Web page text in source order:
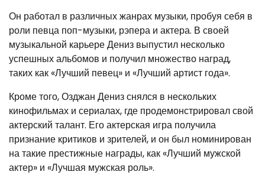
Он работал в различных жанрах музыки, пробуя себя в
роли певца поп-музыки, рэпера и актера. В своей
музыкальной карьере Дениз выпустил несколько
успешных альбомов и получил множество наград,
таких как «Лучший певец» и «Лучший артист года».
Кроме того, Озджан Дениз снялся в нескольких
кинофильмах и сериалах, где продемонстрировал свой
актерский талант. Его актерская игра получила
признание критиков и зрителей, и он был номинирован
на такие престижные награды, как «Лучший мужской
актер» и «Лучшая мужская роль».